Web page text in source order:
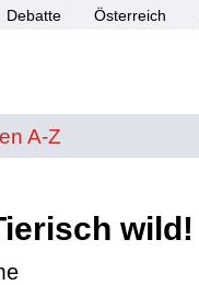
Debatte Österreich
von A bis Z
A-Z
wild!